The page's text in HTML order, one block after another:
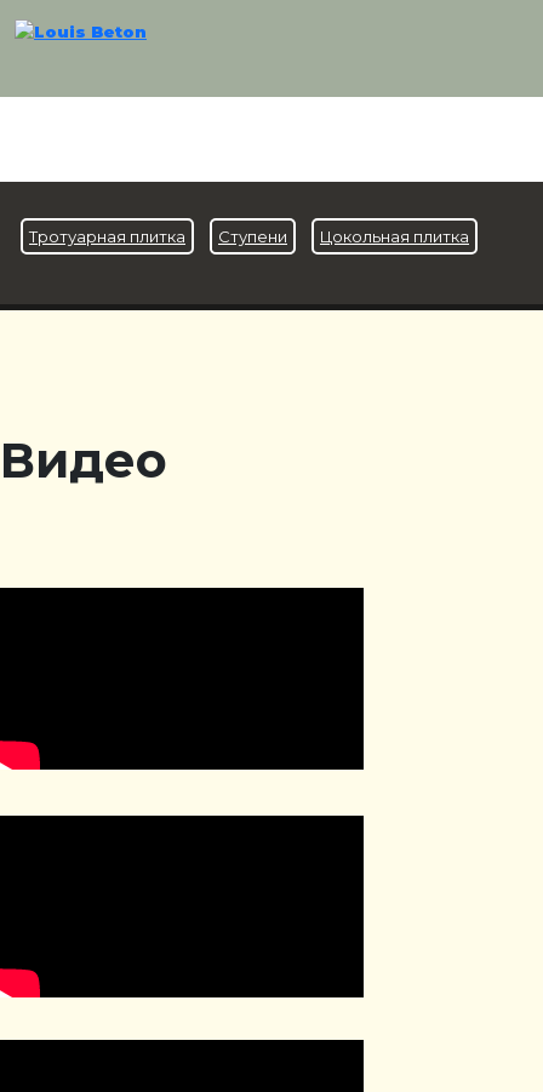
Тротуарная плитка Ступени Цокольная плитка
Видео